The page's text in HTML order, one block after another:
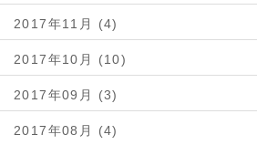
2017年11月 (4)
2017年10月 (10)
2017年09月 (3)
2017年08月 (4)